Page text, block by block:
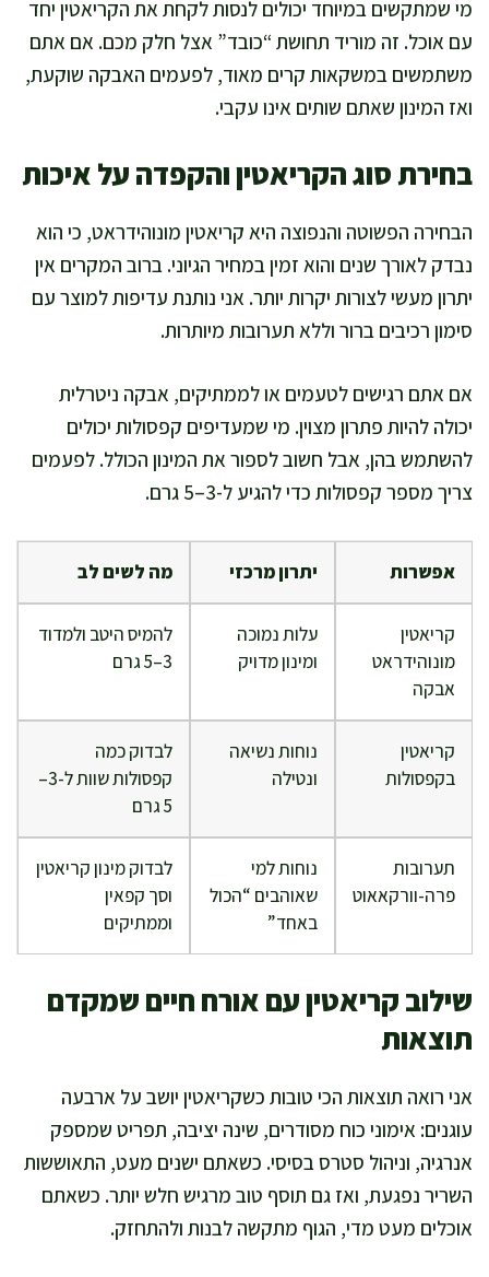
מי שמתקשים במיוחד יכולים לנסות לקחת את הקריאטין יחד
עם אוכל. זה מוריד תחושת “כובד” אצל חלק מכם. אם אתם
משתמשים במשקאות קרים מאוד, לפעמים האבקה שוקעת,
ואז המינון שאתם שותים אינו עקבי.
בחירת סוג הקריאטין והקפדה על איכות
הבחירה הפשוטה והנפוצה היא קריאטין מונוהידראט, כי הוא
נבדק לאורך שנים והוא זמין במחיר הגיוני. ברוב המקרים אין
יתרון מעשי לצורות יקרות יותר. אני נותנת עדיפות למוצר עם
סימון רכיבים ברור וללא תערובות מיותרות.
אם אתם רגישים לטעמים או לממתיקים, אבקה ניטרלית
יכולה להיות פתרון מצוין. מי שמעדיפים קפסולות יכולים
להשתמש בהן, אבל חשוב לספור את המינון הכולל. לפעמים
צריך מספר קפסולות כדי להגיע ל-3–5 גרם.
אפשרות יתרון מרכזי מה לשים לב
קריאטין
מונוהידראט
אבקה
עלות נמוכה
ומינון מדויק
להמיס היטב ולמדוד
3–5 גרם
קריאטין
בקפסולות
נוחות נשיאה
ונטילה
לבדוק כמה
קפסולות שוות ל-3–
5 גרם
תערובות
פרה-וורקאאוט
נוחות למי
שאוהבים “הכול
באחד”
לבדוק מינון קריאטין
וסך קפאין
וממתיקים
שילוב קריאטין עם אורח חיים שמקדם
תוצאות
אני רואה תוצאות הכי טובות כשקריאטין יושב על ארבעה
עוגנים: אימוני כוח מסודרים, שינה יציבה, תפריט שמספק
אנרגיה, וניהול סטרס בסיסי. כשאתם ישנים מעט, התאוששות
השריר נפגעת, ואז גם תוסף טוב מרגיש חלש יותר. כשאתם
אוכלים מעט מדי, הגוף מתקשה לבנות ולהתחזק.